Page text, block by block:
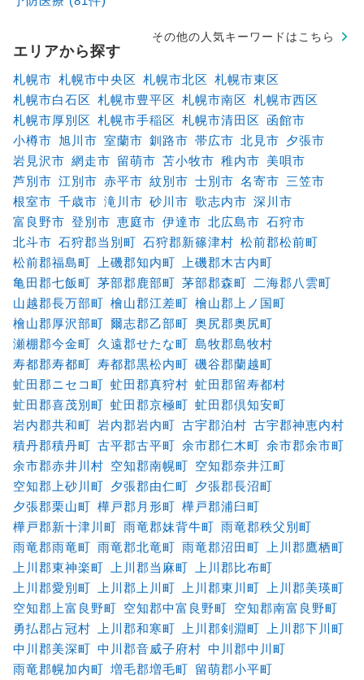
その他の人気キーワードはこちら
エリアから探す
札幌市 札幌市中央区 札幌市北区 札幌市東区
札幌市白石区 札幌市豊平区 札幌市南区 札幌市西区
札幌市厚別区 札幌市手稲区 札幌市清田区
函館市
小樽市 旭川市 室蘭市 釧路市 帯広市 北見市 夕張市
岩見沢市 網走市 留萌市 苫小牧市 稚内市 美唄市
芦別市 江別市 赤平市 紋別市 士別市 名寄市 三笠市
根室市 千歳市 滝川市 砂川市 歌志内市 深川市
富良野市 登別市 恵庭市 伊達市 北広島市 石狩市
北斗市 石狩郡当別町 石狩郡新篠津村 松前郡松前町
松前郡福島町
上磯郡知内町
上磯郡木古内町
亀田郡七飯町 茅部郡鹿部町 茅部郡森町
二海郡八雲町
山越郡長万部町 檜山郡江差町 檜山郡上ノ国町
檜山郡厚沢部町 爾志郡乙部町 奥尻郡奥尻町
瀬棚郡今金町 久遠郡せたな町 島牧郡島牧村
寿都郡寿都町 寿都郡黒松内町 磯谷郡蘭越町
虻田郡ニセコ町 虻田郡真狩村 虻田郡留寿都村
虻田郡喜茂別町 虻田郡京極町 虻田郡倶知安町
岩内郡共和町 岩内郡岩内町 古宇郡泊村 古宇郡神恵内村
積丹郡積丹町 古平郡古平町 余市郡仁木町 余市郡余市町
余市郡赤井川村 空知郡南幌町 空知郡奈井江町
空知郡上砂川町 夕張郡由仁町 夕張郡長沼町
夕張郡栗山町 樺戸郡月形町 樺戸郡浦臼町
樺戸郡新十津川町 雨竜郡妹背牛町 雨竜郡秩父別町
雨竜郡雨竜町 雨竜郡北竜町 雨竜郡沼田町
上川郡鷹栖町
上川郡東神楽町
上川郡当麻町
上川郡比布町
上川郡愛別町
上川郡上川町 上川郡東川町
上川郡美瑛町
空知郡上富良野町 空知郡中富良野町 空知郡南富良野町
勇払郡占冠村
上川郡和寒町 上川郡剣淵町
上川郡下川町
中川郡美深町 中川郡音威子府村 中川郡中川町
雨竜郡幌加内町 増毛郡増毛町 留萌郡小平町